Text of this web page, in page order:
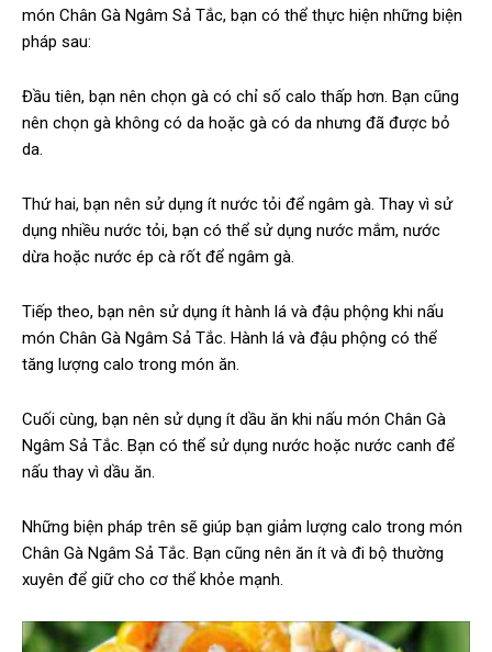
món Chân Gà Ngâm Sả Tắc, bạn có thể thực hiện những biện
pháp sau:
Đầu tiên, bạn nên chọn gà có chỉ số calo thấp hơn. Bạn cũng
nên chọn gà không có da hoặc gà có da nhưng đã được bỏ
da.
Thứ hai, bạn nên sử dụng ít nước tỏi để ngâm gà. Thay vì sử
dụng nhiều nước tỏi, bạn có thể sử dụng nước mắm, nước
dừa hoặc nước ép cà rốt để ngâm gà.
Tiếp theo, bạn nên sử dụng ít hành lá và đậu phộng khi nấu
món Chân Gà Ngâm Sả Tắc. Hành lá và đậu phộng có thể
tăng lượng calo trong món ăn.
Cuối cùng, bạn nên sử dụng ít dầu ăn khi nấu món Chân Gà
Ngâm Sả Tắc. Bạn có thể sử dụng nước hoặc nước canh để
nấu thay vì dầu ăn.
Những biện pháp trên sẽ giúp bạn giảm lượng calo trong món
Chân Gà Ngâm Sả Tắc. Bạn cũng nên ăn ít và đi bộ thường
xuyên để giữ cho cơ thể khỏe mạnh.